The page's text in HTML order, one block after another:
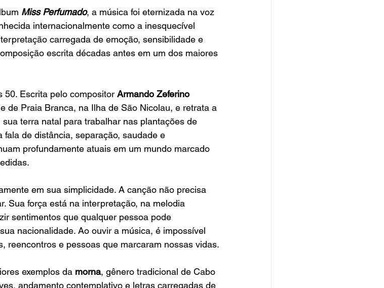
Miss Perfumado, a música foi eternizada na voz
internacionalmente como a inesquecível
carregada de emoção, sensibilidade e
escrita décadas antes em um dos maiores
50. Escrita pelo compositor Armando Zeferino
de Praia Branca, na Ilha de São Nicolau, e retrata a
terra natal para trabalhar nas plantações de
de distância, separação, saudade e
profundamente atuais em um mundo marcado
em sua simplicidade. A canção não precisa
Sua força está na interpretação, na melodia
sentimentos que qualquer pessoa pode
nacionalidade. Ao ouvir a música, é impossível
reencontros e pessoas que marcaram nossas vidas.
exemplos da morna, gênero tradicional de Cabo
andamento contemplativo e letras carregadas de